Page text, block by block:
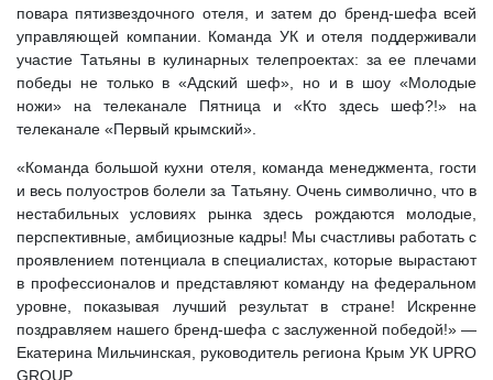
повара пятизвездочного отеля, и затем до бренд-шефа всей
управляющей компании. Команда УК и отеля поддерживали
участие Татьяны в кулинарных телепроектах: за ее плечами
победы не только в «Адский шеф», но и в шоу «Молодые
ножи» на телеканале Пятница и «Кто здесь шеф?!» на
телеканале «Первый крымский».
«Команда большой кухни отеля, команда менеджмента, гости
и весь полуостров болели за Татьяну. Очень символично, что в
нестабильных условиях рынка здесь рождаются молодые,
перспективные, амбициозные кадры! Мы счастливы работать с
проявлением потенциала в специалистах, которые вырастают
в профессионалов и представляют команду на федеральном
уровне, показывая лучший результат в стране! Искренне
поздравляем нашего бренд-шефа с заслуженной победой!» —
Екатерина Мильчинская, руководитель региона Крым УК UPRO
GROUP.